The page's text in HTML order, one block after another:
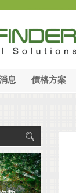
息 價格方案